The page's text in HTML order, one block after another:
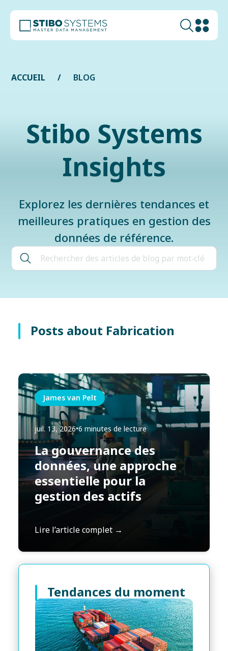
ACCUEIL BLOG
Stibo Systems
Insights
Explorez les dernières tendances et
meilleures pratiques en gestion des
données de référence.
Posts about Fabrication
James van Pelt
juil. 13, 2026•6 minutes de lecture
La gouvernance des
données, une approche
essentielle pour la
gestion des actifs
Lire l’article complet →
Tendances du moment